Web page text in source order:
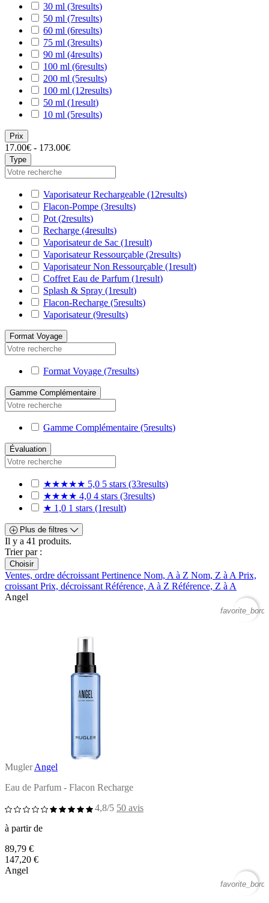
30 ml (3results)
50 ml (7results)
60 ml (6results)
75 ml (3results)
90 ml (4results)
100 ml (6results)
200 ml (5results)
100 ml (12results)
50 ml (1result)
10 ml (5results)
Prix
17.00€ - 173.00€
Type
Vaporisateur Rechargeable (12results)
Flacon-Pompe (3results)
Pot (2results)
Recharge (4results)
Vaporisateur de Sac (1result)
Vaporisateur Ressourçable (2results)
Vaporisateur Non Ressourçable (1result)
Coffret Eau de Parfum (1result)
Splash & Spray (1result)
Flacon-Recharge (5results)
Vaporisateur(9results)
Format Voyage
Format Voyage (7results)
Gamme Complémentaire
Gamme Complémentaire (5results)
Évaluation
★★★★★ 5,0 5 stars (33results)
★★★★ 4,0 4 stars (3results)
★ 1,0 1 stars (1result)
Plus de filtres
Il y a 41 produits.
Trier par :
Choisir
Ventes, ordre décroissant Pertinence Nom, A à Z Nom, Z à A Prix,
croissant Prix, décroissant Référence, A à Z Référence, Z à A
Angel
Mugler Angel
Eau de Parfum - Flacon Recharge
4,8/5 50 avis
à partir de
89,79 €
147,20 €
Angel